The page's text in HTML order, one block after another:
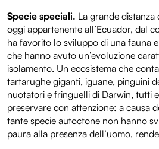
Specie speciali. La grande
oggi appartenente all’Ecuador, dal
ha favorito lo sviluppo di una fauna
che hanno avuto un’evoluzione
isolamento. Un ecosistema che
tartarughe giganti, iguane, pinguini
nuotatori e fringuelli di Darwin, tutti
preservare con attenzione: a causa
tante specie autoctone non hanno
paura alla presenza dell’uomo,